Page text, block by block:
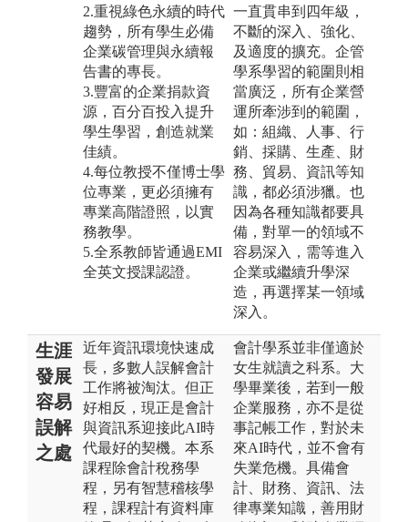
2.重視綠色永續的時代
趨勢，所有學生必備
企業碳管理與永續報
告書的專長。
3.豐富的企業捐款資
源，百分百投入提升
學生學習，創造就業
佳績。
4.每位教授不僅博士學
位專業，更必須擁有
專業高階證照，以實
務教學。
5.全系教師皆通過EMI
全英文授課認證。
一直貫串到四年級，
不斷的深入、強化、
及適度的擴充。企管
學系學習的範圍則相
當廣泛，所有企業營
運所牽涉到的範圍，
如：組織、人事、行
銷、採購、生產、財
務、貿易、資訊等知
識，都必須涉獵。也
因為各種知識都要具
備，對單一的領域不
容易深入，需等進入
企業或繼續升學深
造，再選擇某一領域
深入。
生涯
發展
容易
誤解
之處
近年資訊環境快速成
長，多數人誤解會計
工作將被淘汰。但正
好相反，現正是會計
與資訊系迎接此AI時
代最好的契機。本系
課程除會計稅務學
程，另有智慧稽核學
程，課程計有資料庫
會計學系並非僅適於
女生就讀之科系。大
學畢業後，若到一般
企業服務，亦不是從
事記帳工作，對於未
來AI時代，並不會有
失業危機。具備會
計、財務、資訊、法
律專業知識，善用財